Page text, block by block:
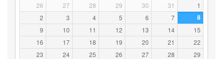
26 27 28 29 30 31
1
2
3 4 5 6 7 8
9 10 11 12 13 14
15
16
17 18 19 20 21
22
23
24 25 26 27 28
29